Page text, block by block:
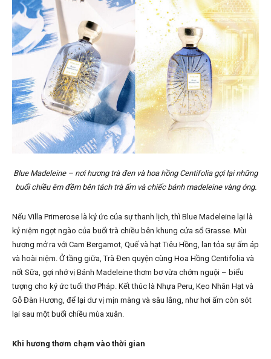
Blue Madeleine – nơi hương trà đen và hoa hồng Centifolia gợi lại những
buổi chiều êm đềm bên tách trà ấm và chiếc bánh madeleine vàng óng.
Nếu Villa Primerose là ký ức của sự thanh lịch, thì Blue Madeleine lại là
kỷ niệm ngọt ngào của buổi trà chiều bên khung cửa sổ Grasse. Mùi
hương mở ra với Cam Bergamot, Quế và hạt Tiêu Hồng, lan tỏa sự ấm áp
và hoài niệm. Ở tầng giữa, Trà Đen quyện cùng Hoa Hồng Centifolia và
nốt Sữa, gợi nhớ vị Bánh Madeleine thơm bơ vừa chớm nguội – biểu
tượng cho ký ức tuổi thơ Pháp. Kết thúc là Nhựa Peru, Kẹo Nhân Hạt và
Gỗ Đàn Hương, để lại dư vị mịn màng và sâu lắng, như hơi ấm còn sót
lại sau một buổi chiều mùa xuân.
Khi hương thơm chạm vào thời gian